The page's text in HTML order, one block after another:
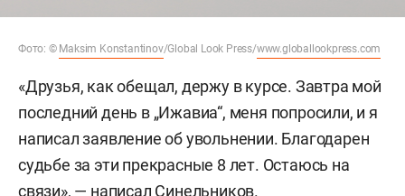
Фото: © Maksim Konstantinov/Global Look Press/www.globallookpress.com
«Друзья, как обещал, держу в курсе. Завтра мой
последний день в „Ижавиа“, меня попросили, и я
написал заявление об увольнении. Благодарен
судьбе за эти прекрасные 8 лет. Остаюсь на
связи», — написал Синельников.